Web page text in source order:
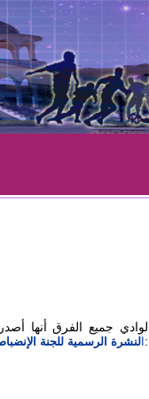
الوادي جميع الفرق أنها
النشرة الرسمية للجنة